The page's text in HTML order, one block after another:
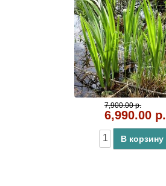
7,900.00 р.
6,990.00 р.
В корзину